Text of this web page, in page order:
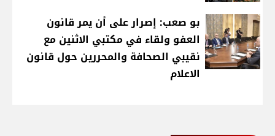
بو صعب: إصرار على أن يمر قانون
العفو ولقاء في مكتبي الاثنين مع
نقيبي الصحافة والمحررين حول قانون
الاعلام